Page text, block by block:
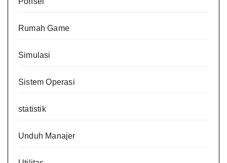
Rumah Game
Simulasi
Sistem Operasi
statistik
Unduh Manajer